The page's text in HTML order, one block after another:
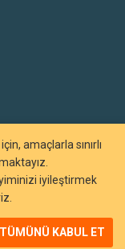
amaçlarla sınırlı
iyileştirmek
TÜMÜNÜ KABUL ET